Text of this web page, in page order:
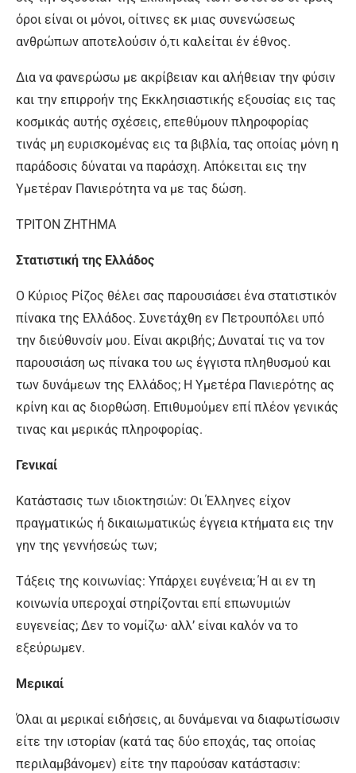
όροι είναι οι μόνοι, οίτινες εκ μιας συνενώσεως
ανθρώπων αποτελούσιν ό,τι καλείται έν έθνος.
Δια να φανερώσω με ακρίβειαν και αλήθειαν την φύσιν
και την επιρροήν της Εκκλησιαστικής εξουσίας εις τας
κοσμικάς αυτής σχέσεις, επεθύμουν πληροφορίας
τινάς μη ευρισκομένας εις τα βιβλία, τας οποίας μόνη η
παράδοσις δύναται να παράσχη. Απόκειται εις την
Υμετέραν Πανιερότητα να με τας δώση.
ΤΡΙΤΟΝ ΖΗΤΗΜΑ
Στατιστική της Ελλάδος
Ο Κύριος Ρίζος θέλει σας παρουσιάσει ένα στατιστικόν
πίνακα της Ελλάδος. Συνετάχθη εν Πετρουπόλει υπό
την διεύθυνσίν μου. Είναι ακριβής; Δυναταί τις να τον
παρουσιάση ως πίνακα του ως έγγιστα πληθυσμού και
των δυνάμεων της Ελλάδος; Η Υμετέρα Πανιερότης ας
κρίνη και ας διορθώση. Επιθυμούμεν επί πλέον γενικάς
τινας και μερικάς πληροφορίας.
Γενικαί
Κατάστασις των ιδιοκτησιών: Οι Έλληνες είχον
πραγματικώς ή δικαιωματικώς έγγεια κτήματα εις την
γην της γεννήσεώς των;
Τάξεις της κοινωνίας: Υπάρχει ευγένεια; Ή αι εν τη
κοινωνία υπεροχαί στηρίζονται επί επωνυμιών
ευγενείας; Δεν το νομίζω· αλλ’ είναι καλόν να το
εξεύρωμεν.
Μερικαί
Όλαι αι μερικαί ειδήσεις, αι δυνάμεναι να διαφωτίσωσιν
είτε την ιστορίαν (κατά τας δύο εποχάς, τας οποίας
περιλαμβάνομεν) είτε την παρούσαν κατάστασιν: